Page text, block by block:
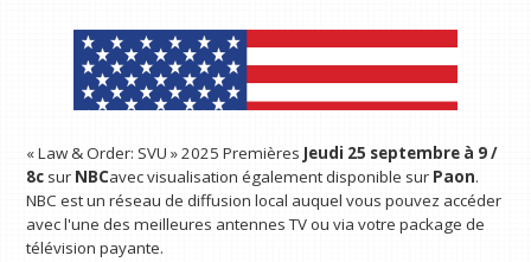
« Law & Order: SVU » 2025 Premières Jeudi 25 septembre à 9 /
8c sur NBCavec visualisation également disponible sur Paon.
NBC est un réseau de diffusion local auquel vous pouvez accéder
avec l'une des meilleures antennes TV ou via votre package de
télévision payante.